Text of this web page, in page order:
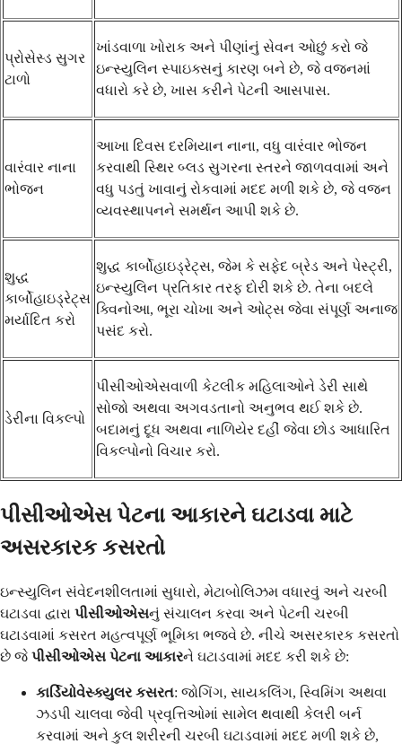
પ્રોસેસ્ડ સુગર
ટાળો
ખાંડવાળા ખોરાક અને પીણાંનું સેવન ઓછું કરો જે
ઇન્સ્યુલિન સ્પાઇક્સનું કારણ બને છે, જે વજનમાં
વધારો કરે છે, ખાસ કરીને પેટની આસપાસ.
વારંવાર નાના
ભોજન
આખા દિવસ દરમિયાન નાના, વધુ વારંવાર ભોજન
કરવાથી સ્થિર બ્લડ સુગરના સ્તરને જાળવવામાં અને
વધુ પડતું ખાવાનું રોકવામાં મદદ મળી શકે છે, જે વજન
વ્યવસ્થાપનને સમર્થન આપી શકે છે.
શુદ્ધ
કાર્બોહાઇડ્રેટ્સ
મર્યાદિત કરો
શુદ્ધ કાર્બોહાઇડ્રેટ્સ, જેમ કે સફેદ બ્રેડ અને પેસ્ટ્રી,
ઇન્સ્યુલિન પ્રતિકાર તરફ દોરી શકે છે. તેના બદલે
ક્વિનોઆ, ભૂરા ચોખા અને ઓટ્સ જેવા સંપૂર્ણ અનાજ
પસંદ કરો.
ડેરીના વિકલ્પો
પીસીઓએસવાળી કેટલીક મહિલાઓને ડેરી સાથે
સોજો અથવા અગવડતાનો અનુભવ થઈ શકે છે.
બદામનું દૂધ અથવા નાળિયેર દહીં જેવા છોડ આધારિત
વિકલ્પોનો વિચાર કરો.
પીસીઓએસ પેટના આકારને ઘટાડવા માટે
અસરકારક કસરતો
ઇન્સ્યુલિન સંવેદનશીલતામાં સુધારો, મેટાબોલિઝમ વધારવું અને ચરબી
ઘટાડવા દ્વારા પીસીઓએસનું સંચાલન કરવા અને પેટની ચરબી
ઘટાડવામાં કસરત મહત્વપૂર્ણ ભૂમિકા ભજવે છે. નીચે અસરકારક કસરતો
છે જે પીસીઓએસ પેટના આકારને ઘટાડવામાં મદદ કરી શકે છે:
કાર્ડિયોવેસ્ક્યુલર કસરત: જોગિંગ, સાયકલિંગ, સ્વિમિંગ અથવા
ઝડપી ચાલવા જેવી પ્રવૃત્તિઓમાં સામેલ થવાથી કેલરી બર્ન
કરવામાં અને કુલ શરીરની ચરબી ઘટાડવામાં મદદ મળી શકે છે,